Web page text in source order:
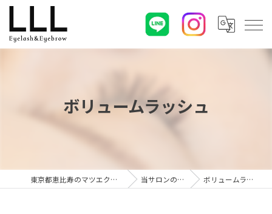
ボリュームラッシュ
東京都恵比寿のマツエクならLLL 当サロンの特徴 ボリュームラッシュ